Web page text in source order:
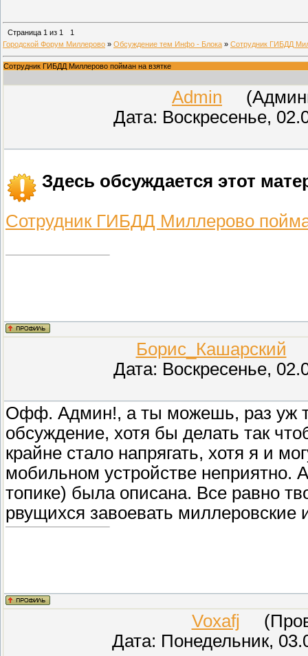
Страница 1 из 1
1
Городской Форум Миллерово » Обсуждение тем Инфо - Блока » Сотрудник ГИБДД
Сотрудник ГИБДД Миллерово пойман на взятке
Admin
Дата: Воскресенье,
Здесь обсуждается этот
Сотрудник ГИБДД Миллерово
Борис_Кашарский
Дата: Воскресенье,
Офф. Админ!, а ты можешь, раз уж
обсуждение, хотя бы делать так
крайне стало напрягать, хотя я и
мобильном устройстве
топике) была описана. Все равно
рвущихся завоевать миллеровские
Voxafj
Дата: Понедельник,